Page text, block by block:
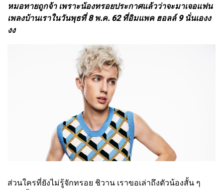
หมอทายถูกจ้า เพราะน้องทรอยประกาศแล้วว่าจะมาเจอแฟน
เพลงบ้านเราในวันพุธที่ 8 พ.ค. 62 ที่อิมแพค ฮอลล์ 9 นั่นเองง
งง
ส่วนใครที่ยังไม่รู้จักทรอย ชิวาน เราขอเล่าถึงตัวน้องสั้น ๆ